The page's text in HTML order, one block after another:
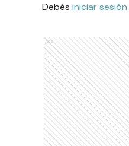
Debés iniciar sesión
Ads